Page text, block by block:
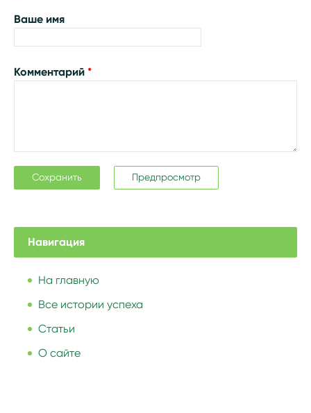
Ваше имя
Комментарий*
Навигация
На главную
Все истории успеха
Статьи
О сайте